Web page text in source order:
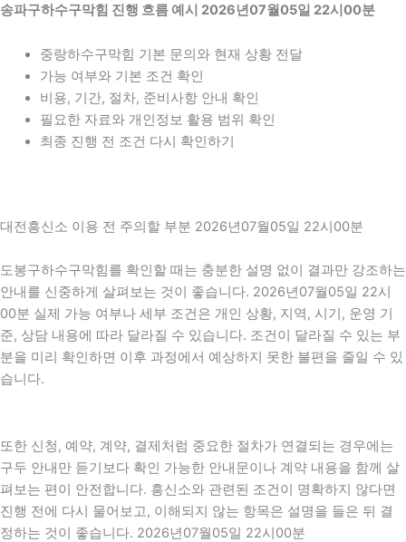
송파구하수구막힘 진행 흐름 예시 2026년07월05일 22시00분
중랑하수구막힘 기본 문의와 현재 상황 전달
가능 여부와 기본 조건 확인
비용, 기간, 절차, 준비사항 안내 확인
필요한 자료와 개인정보 활용 범위 확인
최종 진행 전 조건 다시 확인하기
대전흥신소 이용 전 주의할 부분 2026년07월05일 22시00분
도봉구하수구막힘를 확인할 때는 충분한 설명 없이 결과만 강조하는
안내를 신중하게 살펴보는 것이 좋습니다. 2026년07월05일 22시
00분 실제 가능 여부나 세부 조건은 개인 상황, 지역, 시기, 운영 기
준, 상담 내용에 따라 달라질 수 있습니다. 조건이 달라질 수 있는 부
분을 미리 확인하면 이후 과정에서 예상하지 못한 불편을 줄일 수 있
습니다.
또한 신청, 예약, 계약, 결제처럼 중요한 절차가 연결되는 경우에는
구두 안내만 듣기보다 확인 가능한 안내문이나 계약 내용을 함께 살
펴보는 편이 안전합니다. 흥신소와 관련된 조건이 명확하지 않다면
진행 전에 다시 물어보고, 이해되지 않는 항목은 설명을 들은 뒤 결
정하는 것이 좋습니다. 2026년07월05일 22시00분